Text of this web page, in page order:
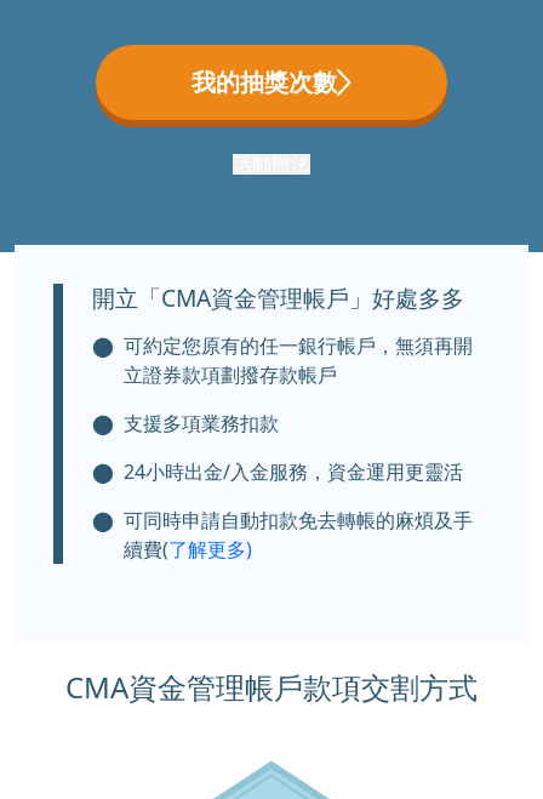
我的抽獎次數
開立「CMA資金管理帳戶」好處多多
⬤ 可約定您原有的任一銀行帳戶，無須再開
立證券款項劃撥存款帳戶
⬤ 支援多項業務扣款
⬤ 24小時出金/入金服務，資金運用更靈活
⬤ 可同時申請自動扣款免去轉帳的麻煩及手
續費(了解更多)
CMA資金管理帳戶款項交割方式